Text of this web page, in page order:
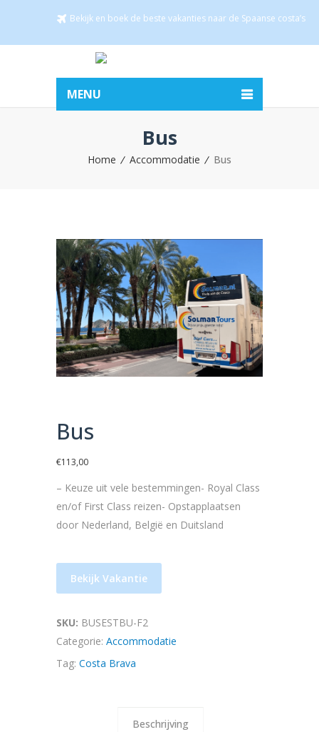
Bekijk en boek de beste vakanties naar de Spaanse costa’s
MENU
Bus
Home Accommodatie Bus
Bus
€113,00
– Keuze uit vele bestemmingen- Royal Class
en/of First Class reizen- Opstapplaatsen
door Nederland, België en Duitsland
Bekijk Vakantie
SKU: BUSESTBU-F2
Categorie: Accommodatie
Tag: Costa Brava
Beschrijving